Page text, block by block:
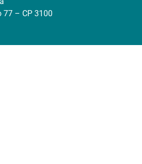
77 – CP 3100